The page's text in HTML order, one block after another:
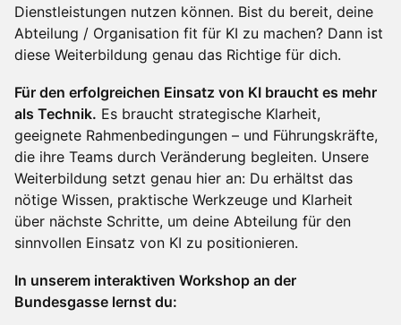
Dienstleistungen nutzen können. Bist du bereit, deine
Abteilung / Organisation fit für KI zu machen? Dann ist
diese Weiterbildung genau das Richtige für dich.
Für den erfolgreichen Einsatz von KI braucht es mehr
als Technik. Es braucht strategische Klarheit,
geeignete Rahmenbedingungen – und Führungskräfte,
die ihre Teams durch Veränderung begleiten. Unsere
Weiterbildung setzt genau hier an: Du erhältst das
nötige Wissen, praktische Werkzeuge und Klarheit
über nächste Schritte, um deine Abteilung für den
sinnvollen Einsatz von KI zu positionieren.
In unserem interaktiven Workshop an der
Bundesgasse lernst du: